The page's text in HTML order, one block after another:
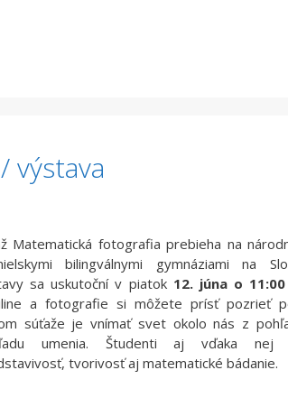
výstava
Matematická fotografia prebieha na
bilingválnymi gymnáziami na
sa uskutoční v piatok 12. júna o 11:00
a fotografie si môžete prísť pozrieť
súťaže je vnímať svet okolo nás z
umenia. Študenti aj vďaka nej
tvorivosť aj matematické bádanie.